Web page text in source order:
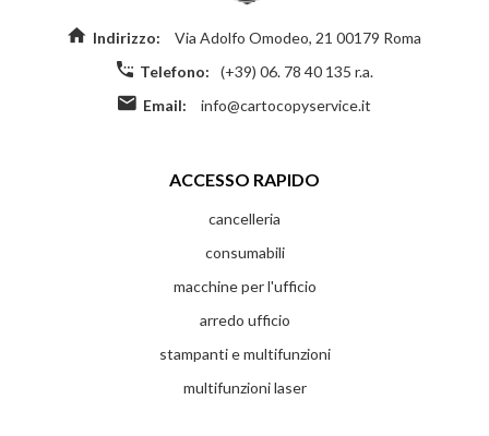
Indirizzo:
Via Adolfo Omodeo, 21 00179 Roma
Telefono:
(+39) 06. 78 40 135 r.a.
Email:
info@cartocopyservice.it
ACCESSO RAPIDO
cancelleria
consumabili
macchine per l'ufficio
arredo ufficio
stampanti e multifunzioni
multifunzioni laser